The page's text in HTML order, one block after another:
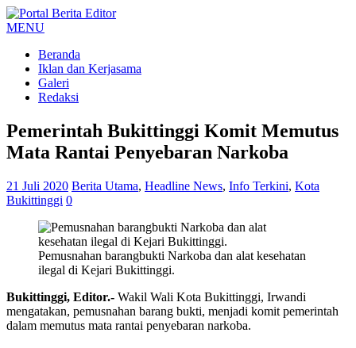
MENU
Beranda
Iklan dan Kerjasama
Galeri
Redaksi
Pemerintah Bukittinggi Komit Memutus
Mata Rantai Penyebaran Narkoba
21 Juli 2020 Berita Utama, Headline News, Info Terkini, Kota
Bukittinggi 0
Pemusnahan barangbukti Narkoba dan alat kesehatan
ilegal di Kejari Bukittinggi.
Bukittinggi, Editor.- Wakil Wali Kota Bukittinggi, Irwandi
mengatakan, pemusnahan barang bukti, menjadi komit pemerintah
dalam memutus mata rantai penyebaran narkoba.